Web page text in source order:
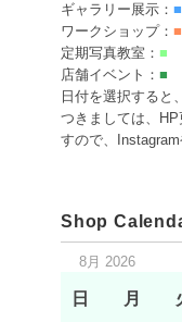
ギャラリー展示： ■
ワークショップ： ■
定期写真教室： ■
店舗イベント： ■
日付を選択すると
つきましては、
すので、Instagram
Shop
8月 2026
日 月